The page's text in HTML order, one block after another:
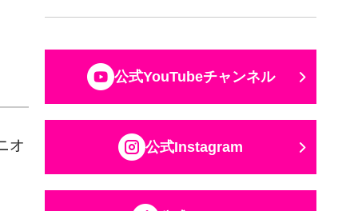
オ
公式YouTubeチャンネル
公式Instagram